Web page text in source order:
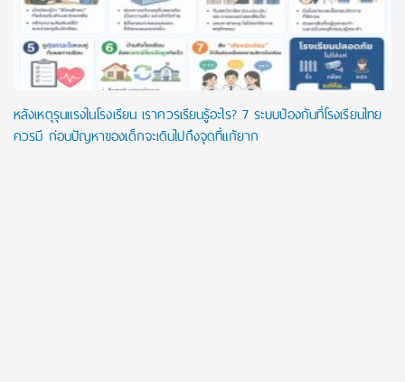
หลังเหตุรุนแรงในโรงเรียน เราควรเรียนรู้อะไร? 7 ระบบป้องกันที่โรงเรียนไทย
ควรมี ก่อนปัญหาของเด็กจะเดินไปถึงจุดที่แก้ยาก